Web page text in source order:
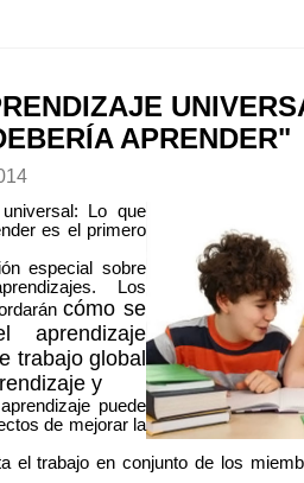
APRENDER"
Lo que
es el primero
especial sobre
Los
cómo se
aprendizaje
trabajo global
y
puede
de mejorar la
el trabajo en conjunto de los